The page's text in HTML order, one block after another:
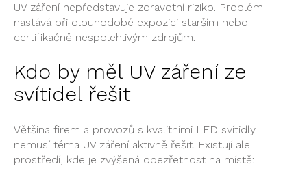
UV záření nepředstavuje zdravotní riziko. Problém
nastává při dlouhodobé expozici starším nebo
certifikačně nespolehlivým zdrojům.
Kdo by měl UV záření ze
svítidel řešit
Většina firem a provozů s kvalitními LED svítidly
nemusí téma UV záření aktivně řešit. Existují ale
prostředí, kde je zvýšená obezřetnost na místě: